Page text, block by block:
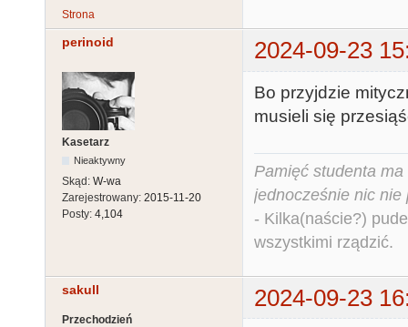
Strona
perinoid 2024-09-23
Kasetarz
Nieaktywny
Skąd: W-wa
Zarejestrowany: 2015-11-20
Posty: 4,104
Bo przyjdzie
musieli się
Pamięć studenta
jednocześnie nic nie
- Kilka(naście?)
wszystkimi rządzić.
sakull 2024-09-23
Przechodzień